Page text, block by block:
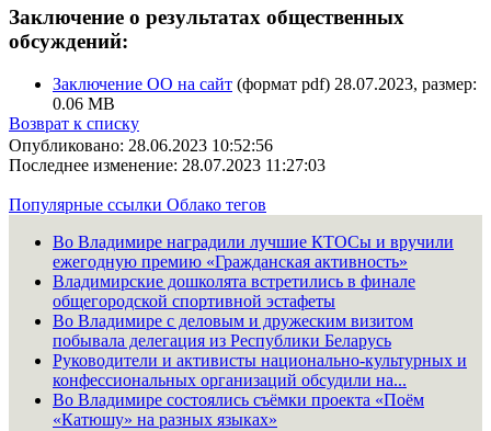
Заключение о результатах общественных
обсуждений:
Заключение ОО на сайт (формат pdf) 28.07.2023, размер:
0.06 MB
Возврат к списку
Опубликовано: 28.06.2023 10:52:56
Последнее изменение: 28.07.2023 11:27:03
Популярные ссылки Облако тегов
Во Владимире наградили лучшие КТОСы и вручили
ежегодную премию «Гражданская активность»
Владимирские дошколята встретились в финале
общегородской спортивной эстафеты
Во Владимире с деловым и дружеским визитом
побывала делегация из Республики Беларусь
Руководители и активисты национально-культурных и
конфессиональных организаций обсудили на...
Во Владимире состоялись съёмки проекта «Поём
«Катюшу» на разных языках»